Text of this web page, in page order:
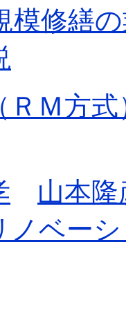
模修繕
ＲＭ方
山本隆
ノベー